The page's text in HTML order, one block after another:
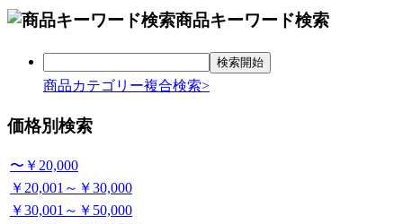
商品キーワード検索
商品カテゴリー複合検索>
価格別検索
〜￥20,000
￥20,001～￥30,000
￥30,001～￥50,000